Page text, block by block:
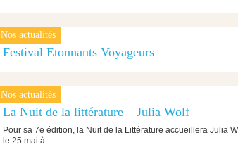
Nos actualités
31 mai 2019
Festival Etonnants Voyageurs
Nos actualités
20 mai 2019
La Nuit de la littérature – Julia Wolf
Pour sa 7e édition, la Nuit de la Littérature accueillera Julia
le 25 mai à…